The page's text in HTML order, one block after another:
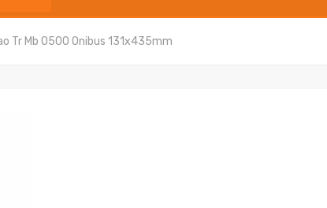
Tr Mb O500 Onibus 131x435mm